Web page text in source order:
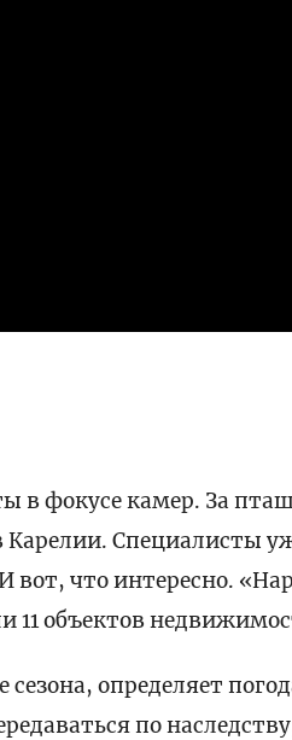
в фокусе камер. За
Карелии. Специалисты
что интересно.
11 объектов
определяет
по